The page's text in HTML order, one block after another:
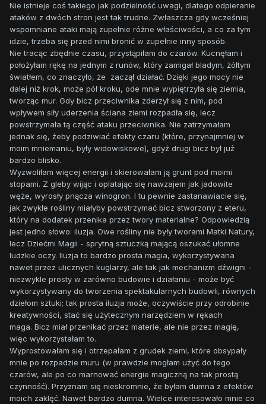
Nie istnieje coś takiego jak podzielność uwagi, dlatego odpieranie
ataków z dwóch stron jest tak trudne. Zwłaszcza gdy wcześniej
wspomniane ataki mają zupełnie różne właściwości, a co za tym
idzie, trzeba się przed nimi bronić w zupełnie inny sposób.
Nie tracąc zbędnie czasu, przystąpiłam do czarów. Kucnęłam i
położyłam rękę na jednym z runów, który zamigał bladym, żółtym
światłem, co znaczyło, że zaczął działać. Dzięki jego mocy nie
dalej niż krok, może pół kroku, ode mnie wypiętrzyła się ziemia,
tworząc mur. Gdy bicz przeciwnika zderzył się z nim, pod
wpływem siły uderzenia ściana ziemi rozpadła się, lecz
powstrzymała tą część ataku przeciwnika. Nie zatrzymałam
jednak się, żeby podziwiać efekty czaru (które, przynajmniej w
moim mniemaniu, były widowiskowe), gdyż drugi bicz był już
bardzo blisko.
Wyzwoliłam więcej energii i skierowałam ją grunt pod moimi
stopami. Z gleby wijąc i oplatając się nawzajem jak jadowite
węże, wyrosły pnącza winogron. I tu pewnie zastanawiacie się,
jak zwykłe rośliny miałyby powstrzymać bicz stworzony z eteru,
który na dodatek przenika przez twory materialne? Odpowiedzią
jest jedno słowo: iluzja. Owe rośliny nie były tworami Matki Natury,
lecz Dziećmi Magii - sprytną sztuczką mającą oszukać ułomne
ludzkie oczy. Iluzja to bardzo prosta magia, wykorzystywana
nawet przez ulicznych kuglarzy, ale tak jak mechanizm dźwigni -
niezwykle prosty w zarówno budowie i działaniu - może być
wykorzystywany do tworzenia spektakularnych budowli, równych
dziełom sztuki; tak prosta iluzja może, oczywiście przy odrobinie
kreatywności, stać się użytecznym narzędziem w rękach
maga. Bicz miał przenikać przez materie, ale nie przez magię,
więc wykorzystałam to.
Wyprostowałam się i otrzepałam z grudek ziemi, które obsypały
mnie po rozpadzie muru (w prawdzie mogłam użyć do tego
czarów, ale po co marnować energie magiczną na tak prostą
czynność). Przyznam się nieskromnie, że byłam dumna z efektów
moich zaklęć. Nawet bardzo dumna. Wielce interesowało mnie co